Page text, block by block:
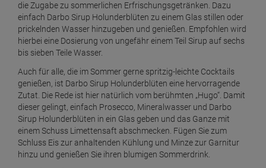
die Zugabe zu sommerlichen Erfrischungsgetränken. Dazu
einfach Darbo Sirup Holunderblüten zu einem Glas stillen oder
prickelnden Wasser hinzugeben und genießen. Empfohlen wird
hierbei eine Dosierung von ungefähr einem Teil Sirup auf sechs
bis sieben Teile Wasser.
Auch für alle, die im Sommer gerne spritzig-leichte Cocktails
genießen, ist Darbo Sirup Holunderblüten eine hervorragende
Zutat. Die Rede ist hier natürlich vom berühmten „Hugo“. Damit
dieser gelingt, einfach Prosecco, Mineralwasser und Darbo
Sirup Holunderblüten in ein Glas geben und das Ganze mit
einem Schuss Limettensaft abschmecken. Fügen Sie zum
Schluss Eis zur anhaltenden Kühlung und Minze zur Garnitur
hinzu und genießen Sie ihren blumigen Sommerdrink.